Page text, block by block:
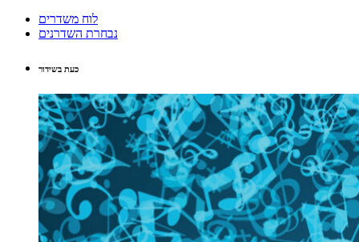
לוח משדרים
נבחרת השדרנים
כעת בשידור